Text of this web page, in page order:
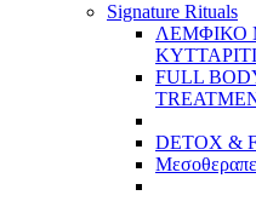
Signature Rituals
ΛΕΜΦΙΚΟ
FULL
DETOX &